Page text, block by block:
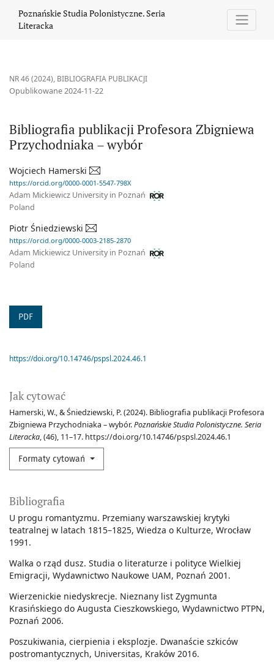
Poznańskie Studia Polonistyczne. Seria
Literacka
NR 46 (2024), BIBLIOGRAFIA PUBLIKACJI
Bibliografia publikacji Profesora Zbigniewa
Przychodniaka – wybór
Opublikowane 2024-11-22
Wojciech Hamerski
https://orcid.org/0000-0001-5547-798X
Adam Mickiewicz University in Poznań
Poland
Piotr Śniedziewski
https://orcid.org/0000-0003-2185-2870
Adam Mickiewicz University in Poznań
Poland
PDF
Jak cytować
Hamerski, W., & Śniedziewski, P. (2024). Bibliografia publikacji Profesora
Zbigniewa Przychodniaka – wybór.Poznańskie Studia Polonistyczne. Seria
Literacka, (46), 11–17. https://doi.org/10.14746/pspsl.2024.46.1
Formaty cytowań
https://doi.org/10.14746/pspsl.2024.46.1
Bibliografia
U progu romantyzmu. Przemiany warszawskiej krytyki
teatralnej w latach 1815–1825, Wiedza o Kulturze, Wrocław
1991.
Walka o rząd dusz. Studia o literaturze i polityce Wielkiej
Emigracji, Wydawnictwo Naukowe UAM, Poznań 2001.
Wierzenickie niedyskrecje. Nieznany list Zygmunta
Krasińskiego do Augusta Cieszkowskiego, Wydawnictwo PTPN,
Poznań 2006.
Poszukiwania, cierpienia i eksplozje. Dwanaście szkiców
postromantycznych, Universitas, Kraków 2016.